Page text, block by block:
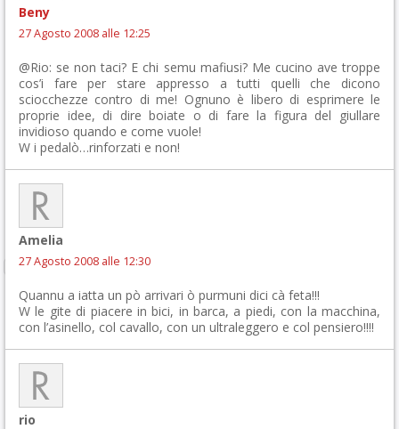
Beny
27 Agosto 2008 alle 12:25
@Rio: se non taci? E chi semu mafiusi? Me cucino ave troppe
cos’i fare per stare appresso a tutti quelli che dicono
sciocchezze contro di me! Ognuno è libero di esprimere le
proprie idee, di dire boiate o di fare la figura del giullare
invidioso quando e come vuole!
W i pedalò…rinforzati e non!
Amelia
27 Agosto 2008 alle 12:30
Quannu a iatta un pò arrivari ò purmuni dici cà feta!!!
W le gite di piacere in bici, in barca, a piedi, con la macchina,
con l’asinello, col cavallo, con un ultraleggero e col pensiero!!!!
rio